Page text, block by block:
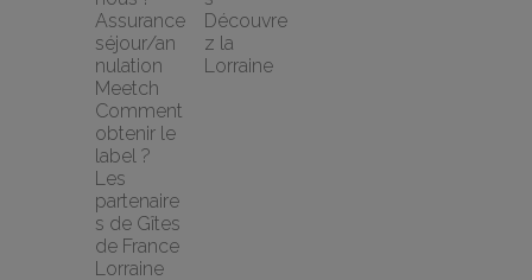
Assurance
séjour/an
nulation
Meetch
Comment
obtenir le
label ?
Les
partenaire
s de Gîtes
de France
Lorraine
Découvre
z la
Lorraine